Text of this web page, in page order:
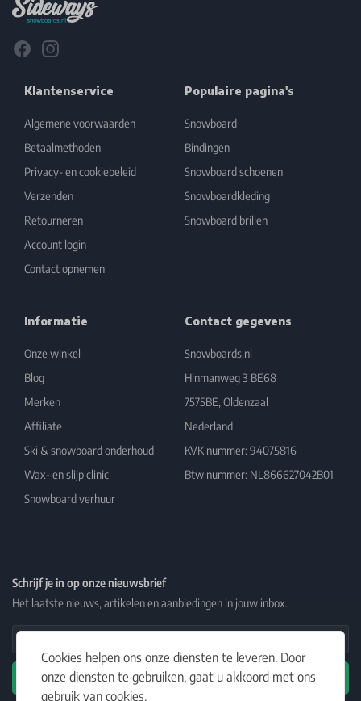
Cookies helpen ons onze diensten te leveren. Door
onze diensten te gebruiken, gaat u akkoord met ons
gebruik van cookies.
FacebookInstagram
Klantenservice
Algemene voorwaarden
Betaalmethoden
Privacy- en cookiebeleid
Verzenden
Retourneren
Account login
Contact opnemen
Populaire pagina's
Snowboard
Bindingen
Snowboard schoenen
Snowboardkleding
Snowboard brillen
Informatie
Onze winkel
Blog
Merken
Affiliate
Ski & snowboard onderhoud
Wax- en slijp clinic
Snowboard verhuur
Contact gegevens
Snowboards.nl
Hinmanweg 3 BE68
7575BE, Oldenzaal
Nederland
KVK nummer: 94075816
Btw nummer: NL866627042B01
Schrijf je in op onze nieuwsbrief
Het laatste nieuws, artikelen en aanbiedingen in jouw inbox.
Email Address
Abonneren